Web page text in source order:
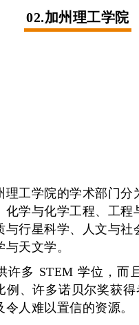
02.加州理工学院
理工学院的学术部门分
化学与化学工程、工程
与行星科学、人文与社
天文学。
许多 STEM 学位，而
例、许多诺贝尔奖获得
令人难以置信的资源。